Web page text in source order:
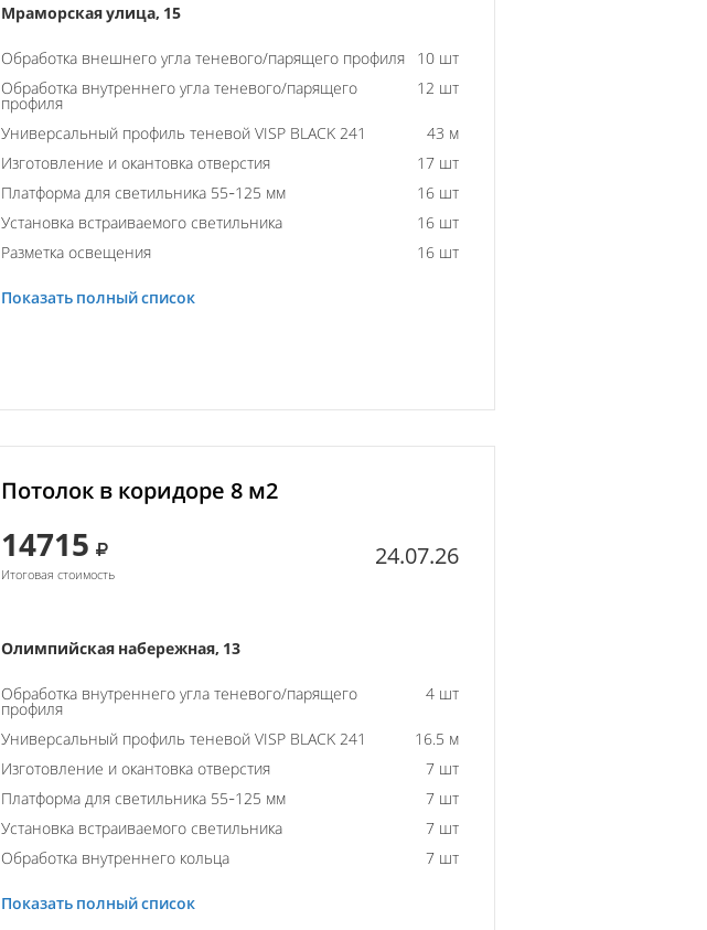
Мраморская улица, 15
Обработка внешнего угла теневого/парящего профиля
10 шт
Обработка внутреннего угла теневого/парящего
профиля
12 шт
Универсальный профиль теневой VISP BLACK 241
43 м
Изготовление и окантовка отверстия
17 шт
Платформа для светильника 55-125 мм
16 шт
Установка встраиваемого светильника
16 шт
Разметка освещения
16 шт
Показать полный список
Потолок в коридоре 8 м2
14715
Итоговая стоимость
24.07.26
Олимпийская набережная, 13
Обработка внутреннего угла теневого/парящего
профиля
4 шт
Универсальный профиль теневой VISP BLACK 241
16.5 м
Изготовление и окантовка отверстия
7 шт
Платформа для светильника 55-125 мм
7 шт
Установка встраиваемого светильника
7 шт
Обработка внутреннего кольца
7 шт
Показать полный список